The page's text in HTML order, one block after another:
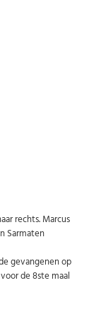
rechts. Marcus
Sarmaten
gevangenen op
de 8ste maal